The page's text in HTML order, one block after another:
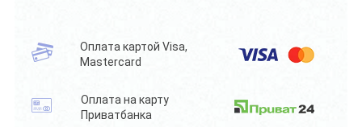
Оплата картой Visa,
Mastercard
Оплата на карту
Приватбанка